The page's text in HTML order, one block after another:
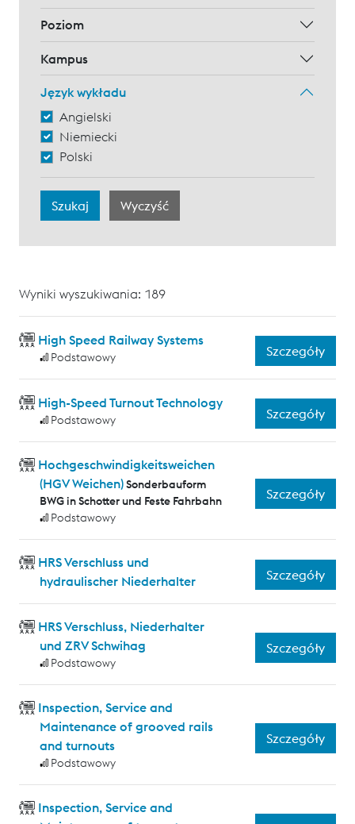
Poziom
Kampus
Język wykładu
Angielski
Niemiecki
Polski
Wyniki wyszukiwania: 189
High Speed Railway Systems
Podstawowy Szczegóły
High-Speed Turnout Technology
Podstawowy Szczegóły
Hochgeschwindigkeitsweichen
(HGV Weichen)Sonderbauform
BWG in Schotter und Feste Fahrbahn
Podstawowy
Szczegóły
HRS Verschluss und
hydraulischer Niederhalter
Szczegóły
HRS Verschluss, Niederhalter
und ZRV Schwihag
Podstawowy
Szczegóły
Inspection, Service and
Maintenance of grooved rails
and turnouts
Podstawowy
Szczegóły
Inspection, Service and